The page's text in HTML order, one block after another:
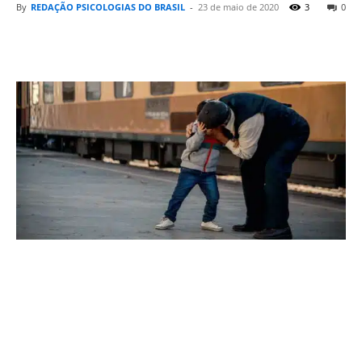
By REDAÇÃO PSICOLOGIAS DO BRASIL - 23 de maio de 2020 0
3